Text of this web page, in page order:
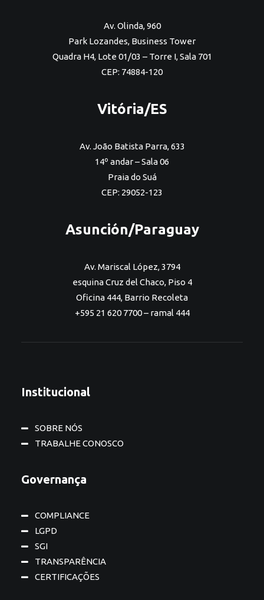
Av. Olinda, 960
Park Lozandes, Business Tower
Quadra H4, Lote 01/03 – Torre I, Sala 701
CEP: 74884-120
Vitória/ES
Av. João Batista Parra, 633
14º andar – Sala 06
Praia do Suá
CEP: 29052-123
Asunción/Paraguay
Av. Mariscal López, 3794
esquina Cruz del Chaco, Piso 4
Oficina 444, Barrio Recoleta
+595 21 620 7700 – ramal 444
Institucional
SOBRE NÓS
TRABALHE CONOSCO
Governança
COMPLIANCE
LGPD
SGI
TRANSPARÊNCIA
CERTIFICAÇÕES